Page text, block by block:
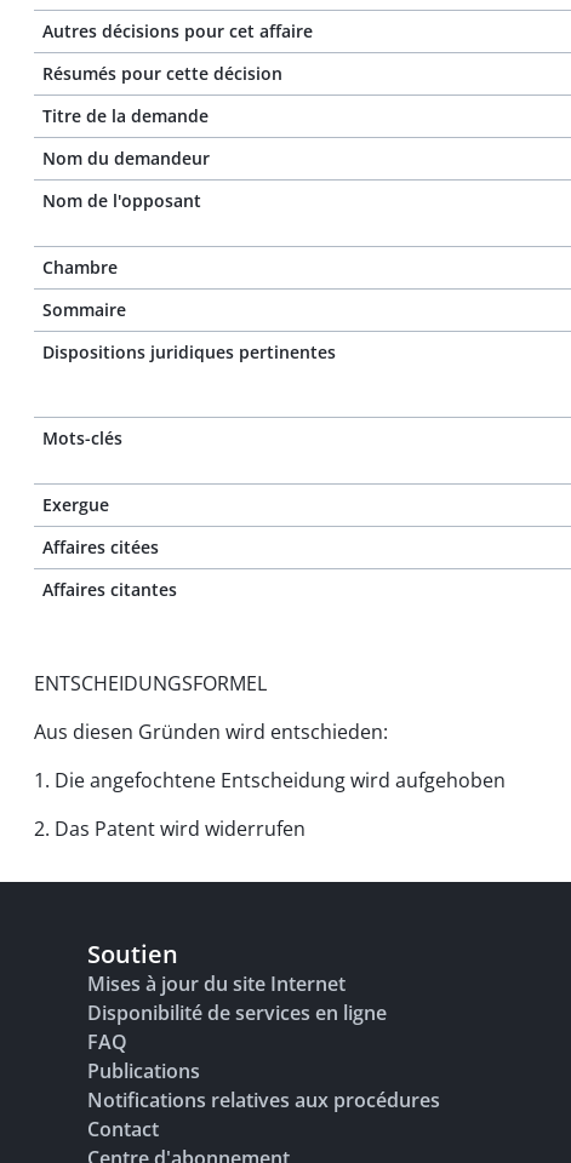
Autres décisions pour cet affaire
Résumés pour cette décision
Titre de la demande
Nom du demandeur
Nom de l'opposant
Chambre
Sommaire
Dispositions juridiques pertinentes
Mots-clés
Exergue
Affaires citées
Affaires citantes
ENTSCHEIDUNGSFORMEL
Aus diesen Gründen wird entschieden:
1. Die angefochtene Entscheidung wird aufgehoben
2. Das Patent wird widerrufen
Soutien
Mises à jour du site Internet
Disponibilité de services en ligne
FAQ
Publications
Notifications relatives aux procédures
Contact